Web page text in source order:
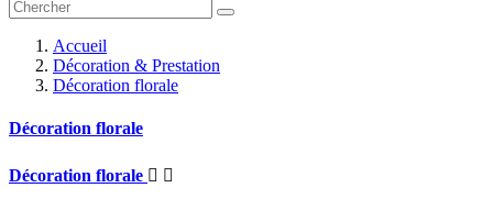
Accueil
Décoration & Prestation
Décoration florale
Décoration florale
Décoration florale  